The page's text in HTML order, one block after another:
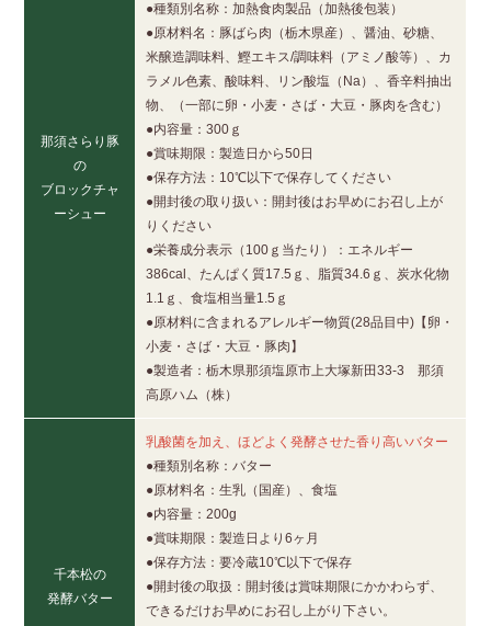
那須さらり豚
の
ブロックチャ
ーシュー
●種類別名称：加熱食肉製品（加熱後包装）
●原材料名：豚ばら肉（栃木県産）、醤油、砂糖、
米醸造調味料、鰹エキス/調味料（アミノ酸等）、カ
ラメル色素、酸味料、リン酸塩（Na）、香辛料抽出
物、（一部に卵・小麦・さば・大豆・豚肉を含む）
●内容量：300ｇ
●賞味期限：製造日から50日
●保存方法：10℃以下で保存してください
●開封後の取り扱い：開封後はお早めにお召し上が
りください
●栄養成分表示（100ｇ当たり）：エネルギー
386cal、たんぱく質17.5ｇ、脂質34.6ｇ、炭水化物
1.1ｇ、食塩相当量1.5ｇ
●原材料に含まれるアレルギー物質(28品目中)【卵・
小麦・さば・大豆・豚肉】
●製造者：栃木県那須塩原市上大塚新田33-3 那須
高原ハム（株）
千本松の
発酵バター
乳酸菌を加え、ほどよく発酵させた香り高いバター
●種類別名称：バター
●原材料名：生乳（国産）、食塩
●内容量：200g
●賞味期限：製造日より6ヶ月
●保存方法：要冷蔵10℃以下で保存
●開封後の取扱：開封後は賞味期限にかかわらず、
できるだけお早めにお召し上がり下さい。